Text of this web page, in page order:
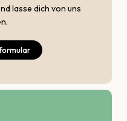
lasse dich von uns